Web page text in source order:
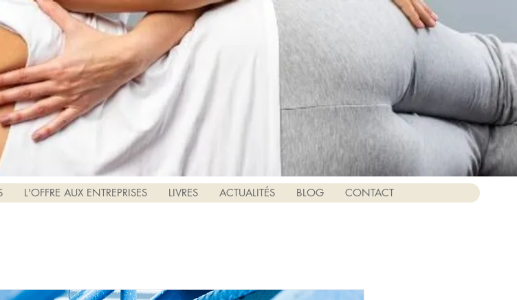
L'OFFRE AUX ENTREPRISES LIVRES ACTUALITÉS BLOG CONTACT